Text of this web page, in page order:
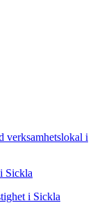
verksamhetslokal i
Sickla
i Sickla